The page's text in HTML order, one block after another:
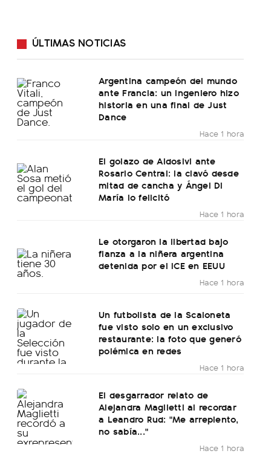
ÚLTIMAS NOTICIAS
Argentina campeón del mundo
ante Francia: un ingeniero hizo
historia en una final de Just
Dance
Hace 1 hora
El golazo de Aldosivi ante
Rosario Central: la clavó desde
mitad de cancha y Ángel Di
María lo felicitó
Hace 1 hora
Le otorgaron la libertad bajo
fianza a la niñera argentina
detenida por el ICE en EEUU
Hace 1 hora
Un futbolista de la Scaloneta
fue visto solo en un exclusivo
restaurante: la foto que generó
polémica en redes
Hace 1 hora
El desgarrador relato de
Alejandra Maglietti al recordar
a Leandro Rud: "Me arrepiento,
no sabía..."
Hace 1 hora